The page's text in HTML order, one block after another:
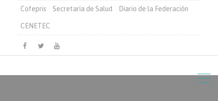
Cofepris Secretaría de Salud Diario de la Federación
CENETEC
Facebook
TwitterYoutube